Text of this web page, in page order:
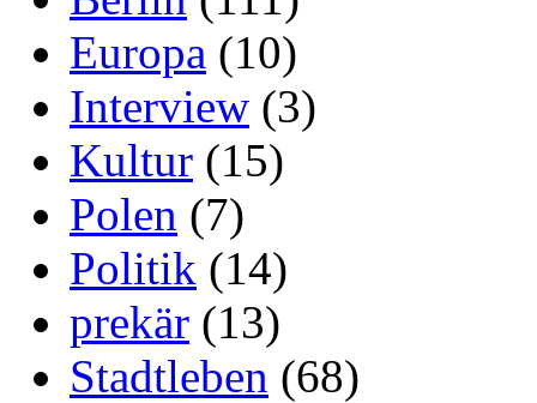
Europa (10)
Interview (3)
Kultur (15)
Polen (7)
Politik (14)
prekär (13)
Stadtleben (68)